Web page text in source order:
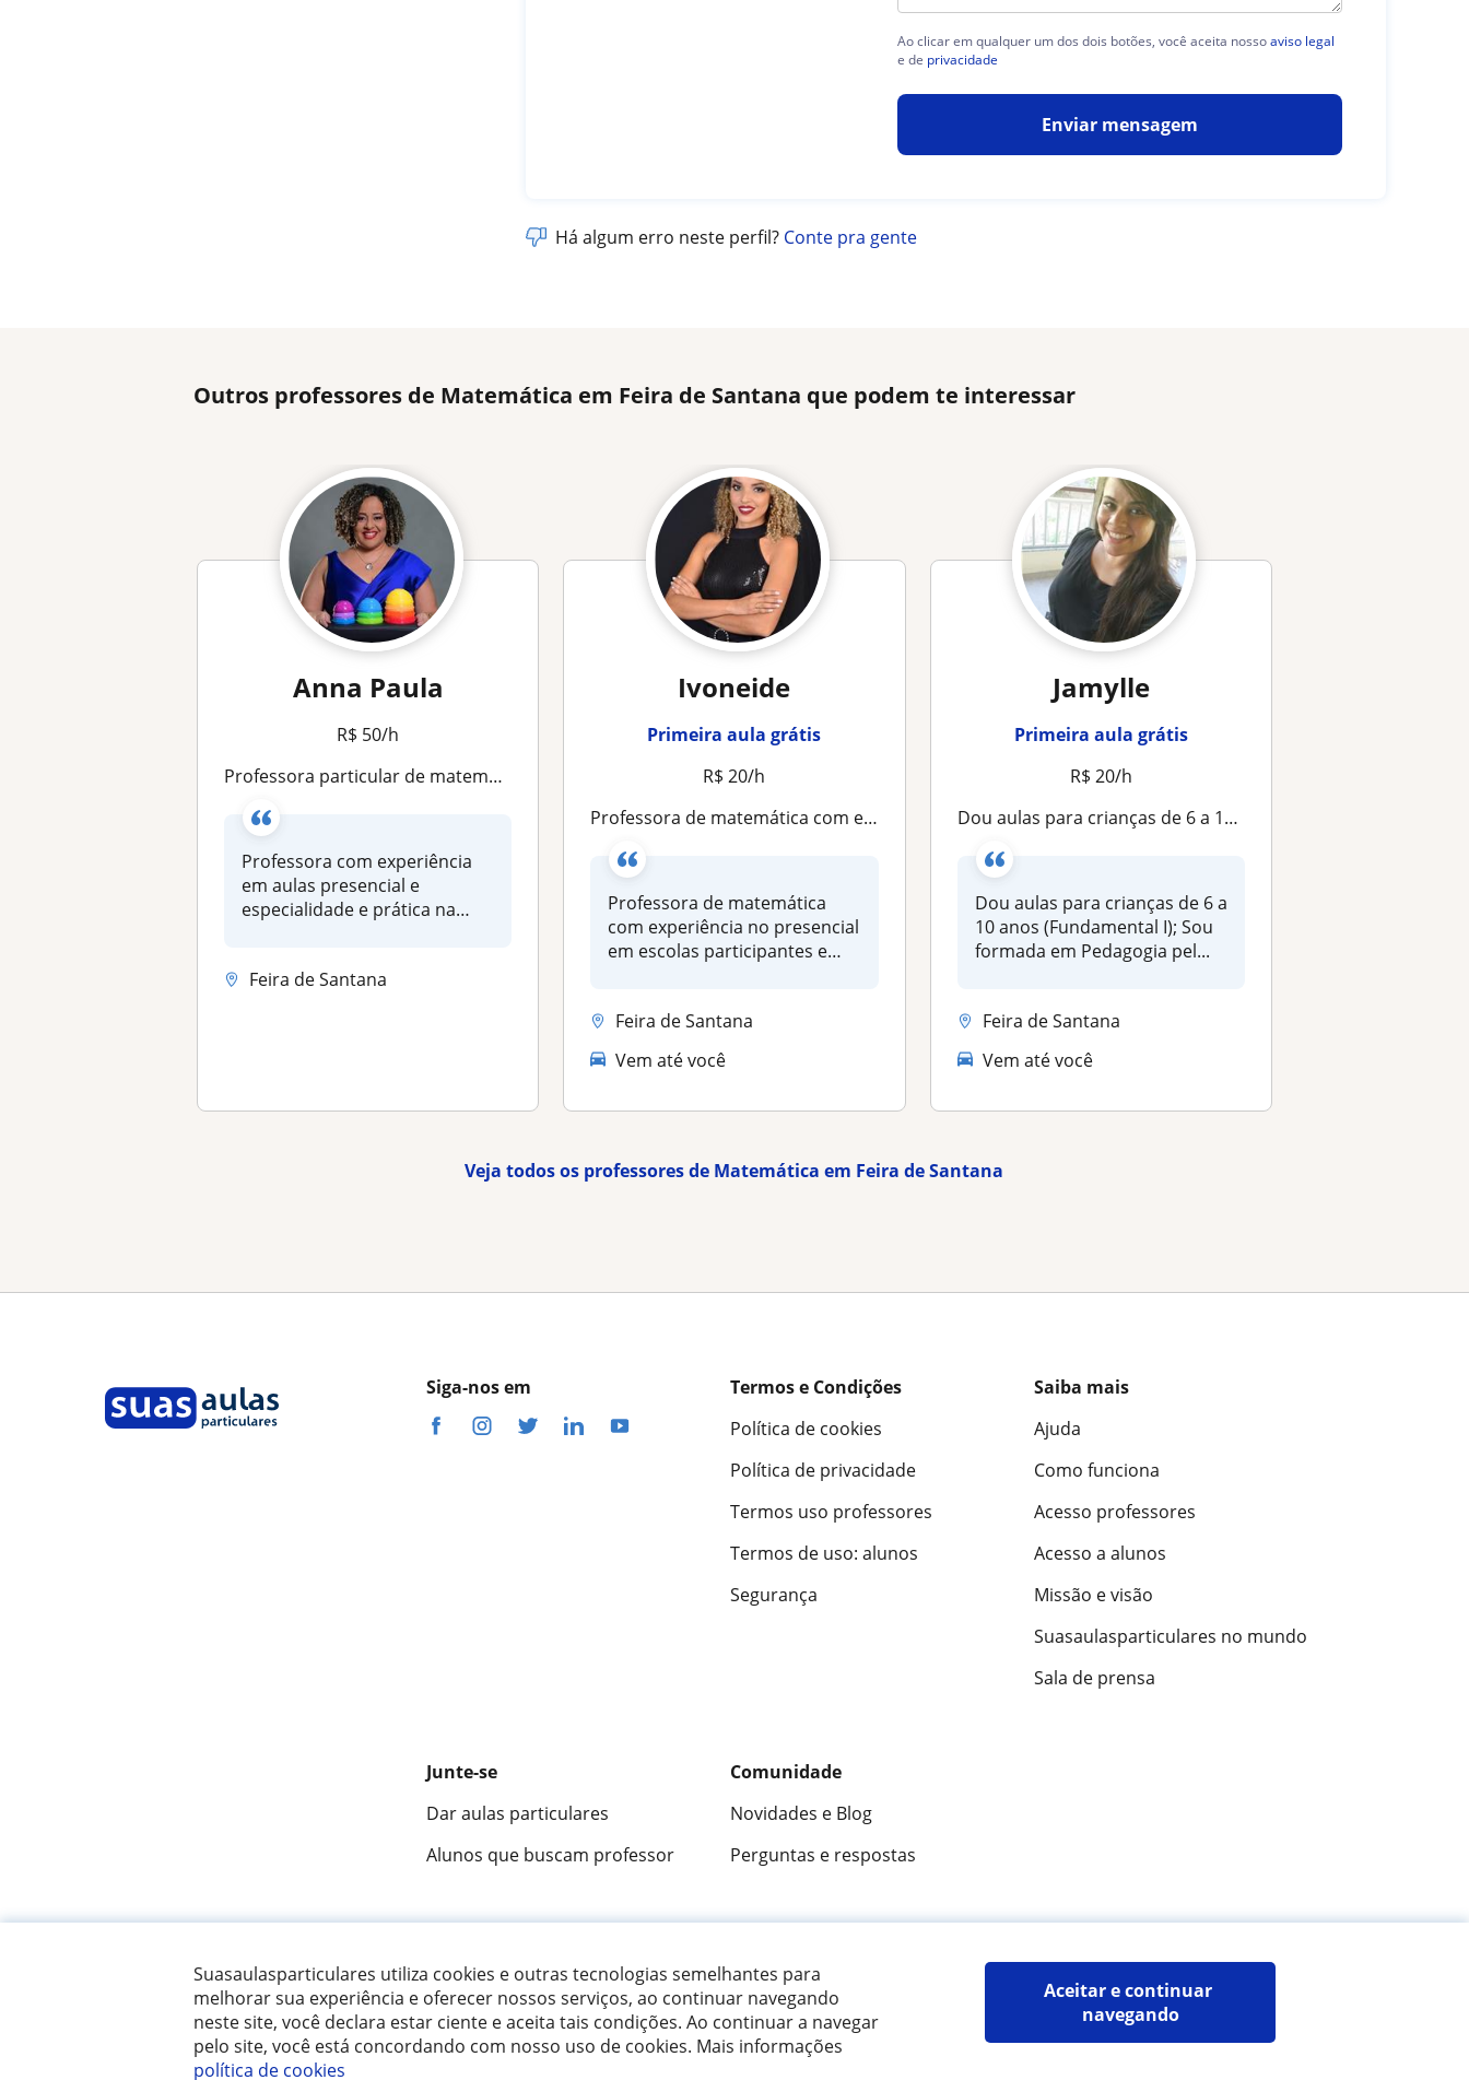
Suasaulasparticulares utiliza cookies e outras tecnologias semelhantes para
melhorar sua experiência e oferecer nossos serviços, ao continuar navegando
neste site, você declara estar ciente e aceita tais condições. Ao continuar a navegar
pelo site, você está concordando com nosso uso de cookies. Mais informações
política de cookies
Aceitar e continuar
navegando
Ao clicar em qualquer um dos dois botões, você aceita nossoaviso legal
e de privacidade
Enviar mensagem
Há algum erro neste perfil? Conte pra gente
Outros professores de Matemática em Feira de Santana que podem te interessar
Anna Paula
R$ 50/h
Professora particular de matemática com experiência presencial
Professora com experiência
em aulas presencial e
especialidade e prática na
Feira de Santana
Ivoneide
Primeira aula grátis
R$ 20/h
Professora de matemática com experiência no presencial em escolas participantes e públicas e no online com reforço escolar
Professora de matemática
com experiência no presencial
em escolas participantes e
Feira de Santana
Vem até você
Jamylle
Primeira aula grátis
R$ 20/h
Dou aulas para crianças de 6 a 10 anos (Fundamental I); Sou formada em Pedagogia pela UEFS e trabalho como professora há 12 anos
Dou aulas para crianças de 6 a
10 anos (Fundamental I); Sou
formada em Pedagogia pel...
Feira de Santana
Vem até você
Veja todos os professores de Matemática em Feira de Santana
Siga-nos em
Termos e Condições
Política de cookies
Política de privacidade
Termos uso professores
Termos de uso: alunos
Segurança
Saiba mais
Ajuda
Como funciona
Acesso professores
Acesso a alunos
Missão e visão
Suasaulasparticulares no mundo
Sala de prensa
Junte-se
Dar aulas particulares
Alunos que buscam professor
Comunidade
Novidades e Blog
Perguntas e respostas
opiniões de alunos
© 2007 - 2026 Suas aulas particulares Mapa do site:Professores particulares